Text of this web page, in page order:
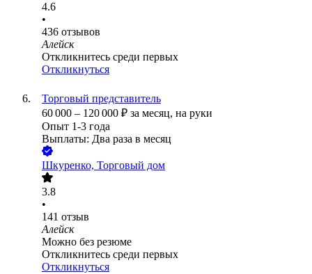
4.6
•
436 отзывов
Алейск
Откликнитесь среди первых
Откликнуться
Торговый представитель
60 000 – 120 000 ₽ за месяц, на руки
Опыт 1-3 года
Выплаты: Два раза в месяц
Шкуренко, Торговый дом
3.8
•
141 отзыв
Алейск
Можно без резюме
Откликнитесь среди первых
Откликнуться